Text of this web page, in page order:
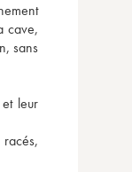
cave,
sans
leur